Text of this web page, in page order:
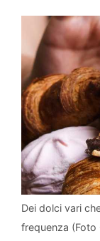
Dei dolci vari
frequenza (Foto